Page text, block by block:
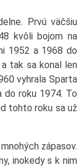
Prvú väčšiu
kvôli bojom na
1952 a 1968 do
tak sa konal len
vyhrala Sparta
do roku 1974. To
tohto roku sa už
zápasov.
inokedy s k nim